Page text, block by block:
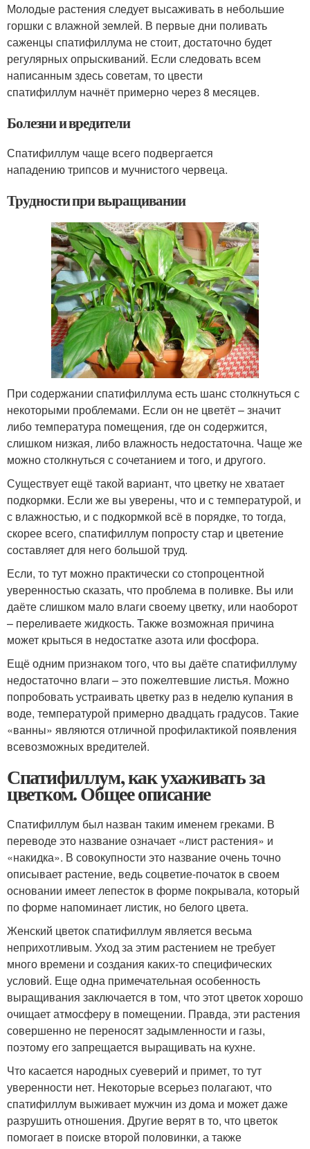
Молодые растения следует высаживать в небольшие
горшки с влажной землей. В первые дни поливать
саженцы спатифиллума не стоит, достаточно будет
регулярных опрыскиваний. Если следовать всем
написанным здесь советам, то цвести
спатифиллум начнёт примерно через 8 месяцев.
Болезни и вредители
Спатифиллум чаще всего подвергается
нападению трипсов и мучнистого червеца.
Трудности при выращивании
При содержании спатифиллума есть шанс столкнуться с
некоторыми проблемами. Если он не цветёт – значит
либо температура помещения, где он содержится,
слишком низкая, либо влажность недостаточна. Чаще же
можно столкнуться с сочетанием и того, и другого.
Существует ещё такой вариант, что цветку не хватает
подкормки. Если же вы уверены, что и с температурой, и
с влажностью, и с подкормкой всё в порядке, то тогда,
скорее всего, спатифиллум попросту стар и цветение
составляет для него большой труд.
Если, то тут можно практически со стопроцентной
уверенностью сказать, что проблема в поливке. Вы или
даёте слишком мало влаги своему цветку, или наоборот
– переливаете жидкость. Также возможная причина
может крыться в недостатке азота или фосфора.
Ещё одним признаком того, что вы даёте спатифиллуму
недостаточно влаги – это пожелтевшие листья. Можно
попробовать устраивать цветку раз в неделю купания в
воде, температурой примерно двадцать градусов. Такие
«ванны» являются отличной профилактикой появления
всевозможных вредителей.
Спатифиллум, как ухаживать за
цветком. Общее описание
Спатифиллум был назван таким именем греками. В
переводе это название означает «лист растения» и
«накидка». В совокупности это название очень точно
описывает растение, ведь соцветие-початок в своем
основании имеет лепесток в форме покрывала, который
по форме напоминает листик, но белого цвета.
Женский цветок спатифиллум является весьма
неприхотливым. Уход за этим растением не требует
много времени и создания каких-то специфических
условий. Еще одна примечательная особенность
выращивания заключается в том, что этот цветок хорошо
очищает атмосферу в помещении. Правда, эти растения
совершенно не переносят задымленности и газы,
поэтому его запрещается выращивать на кухне.
Что касается народных суеверий и примет, то тут
уверенности нет. Некоторые всерьез полагают, что
спатифиллум выживает мужчин из дома и может даже
разрушить отношения. Другие верят в то, что цветок
помогает в поиске второй половинки, а также